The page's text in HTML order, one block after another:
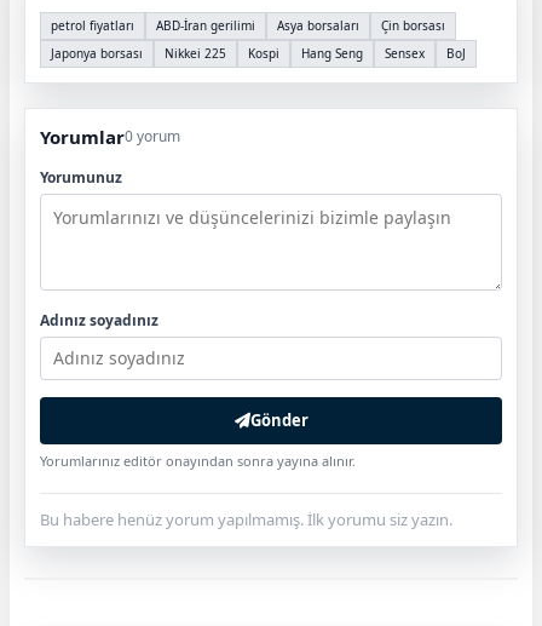
petrol fiyatları ABD-İran gerilimi Asya borsaları
Çin borsası
Japonya borsası
Nikkei 225 Kospi Hang Seng Sensex BoJ
Yorumlar0 yorum
Yorumunuz
Adınız soyadınız
Gönder
Yorumlarınız editör onayından sonra yayına alınır.
Bu habere henüz yorum yapılmamış. İlk yorumu siz yazın.